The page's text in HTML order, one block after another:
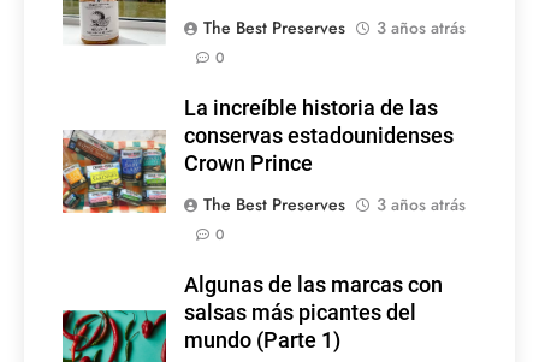
The Best Preserves
3 años atrás
0
La increíble historia de las
conservas estadounidenses
Crown Prince
The Best Preserves
3 años atrás
0
Algunas de las marcas con
salsas más picantes del
mundo (Parte 1)